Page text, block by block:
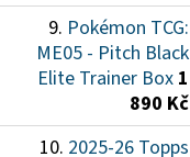
Pokémon TCG:
ME05 - Pitch Black
Elite Trainer Box 1
890 Kč
2025-26 Topps